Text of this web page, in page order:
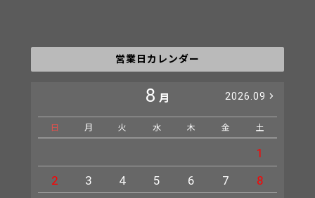
営業日カレンダー
8 月 2026.09
日 月 火 水 木 金 土
1
2
3 4 5 6 7
8